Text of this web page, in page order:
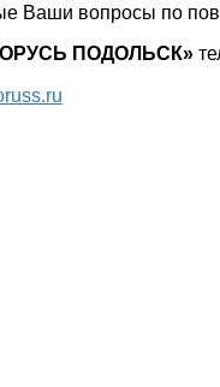
Ваши вопросы по
ПОДОЛЬСК»